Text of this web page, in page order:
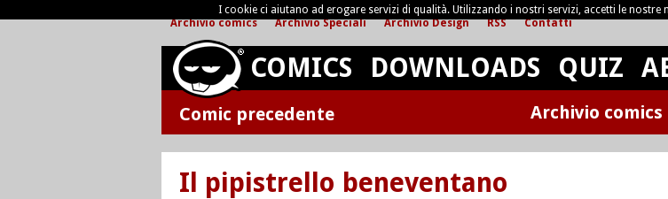
Archivio comics Archivio Speciali Archivio Design RSS Contatti
COMICS DOWNLOADS QUIZ
Comic precedente Archivio comics
Il pipistrello beneventano
I cookie ci aiutano ad erogare servizi di qualità. Utilizzando i nostri servizi, accetti le nostre